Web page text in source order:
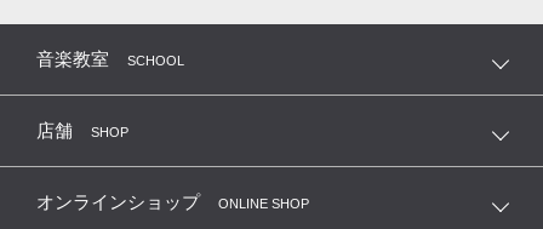
音楽教室 SCHOOL
店舗 SHOP
オンラインショップ ONLINE SHOP